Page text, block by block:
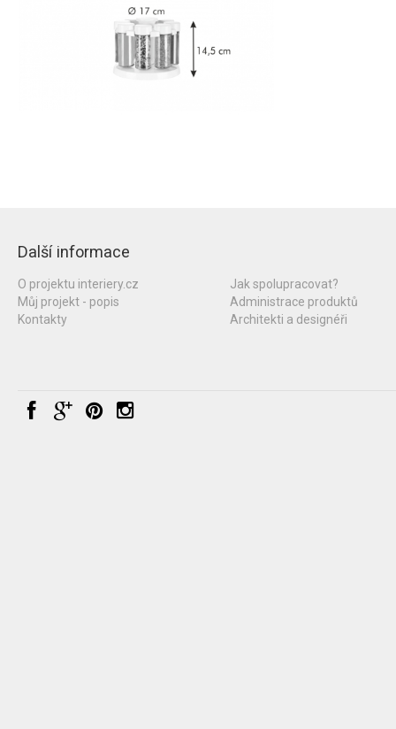
Další informace
O projektu interiery.cz
Můj projekt - popis
Kontakty
Jak spolupracovat?
Administrace produktů
Architekti a designéři